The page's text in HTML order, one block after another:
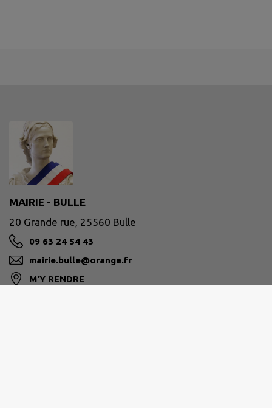
MAIRIE - BULLE
20 Grande rue, 25560 Bulle
09 63 24 54 43
mairie.bulle@orange.fr
M'Y RENDRE